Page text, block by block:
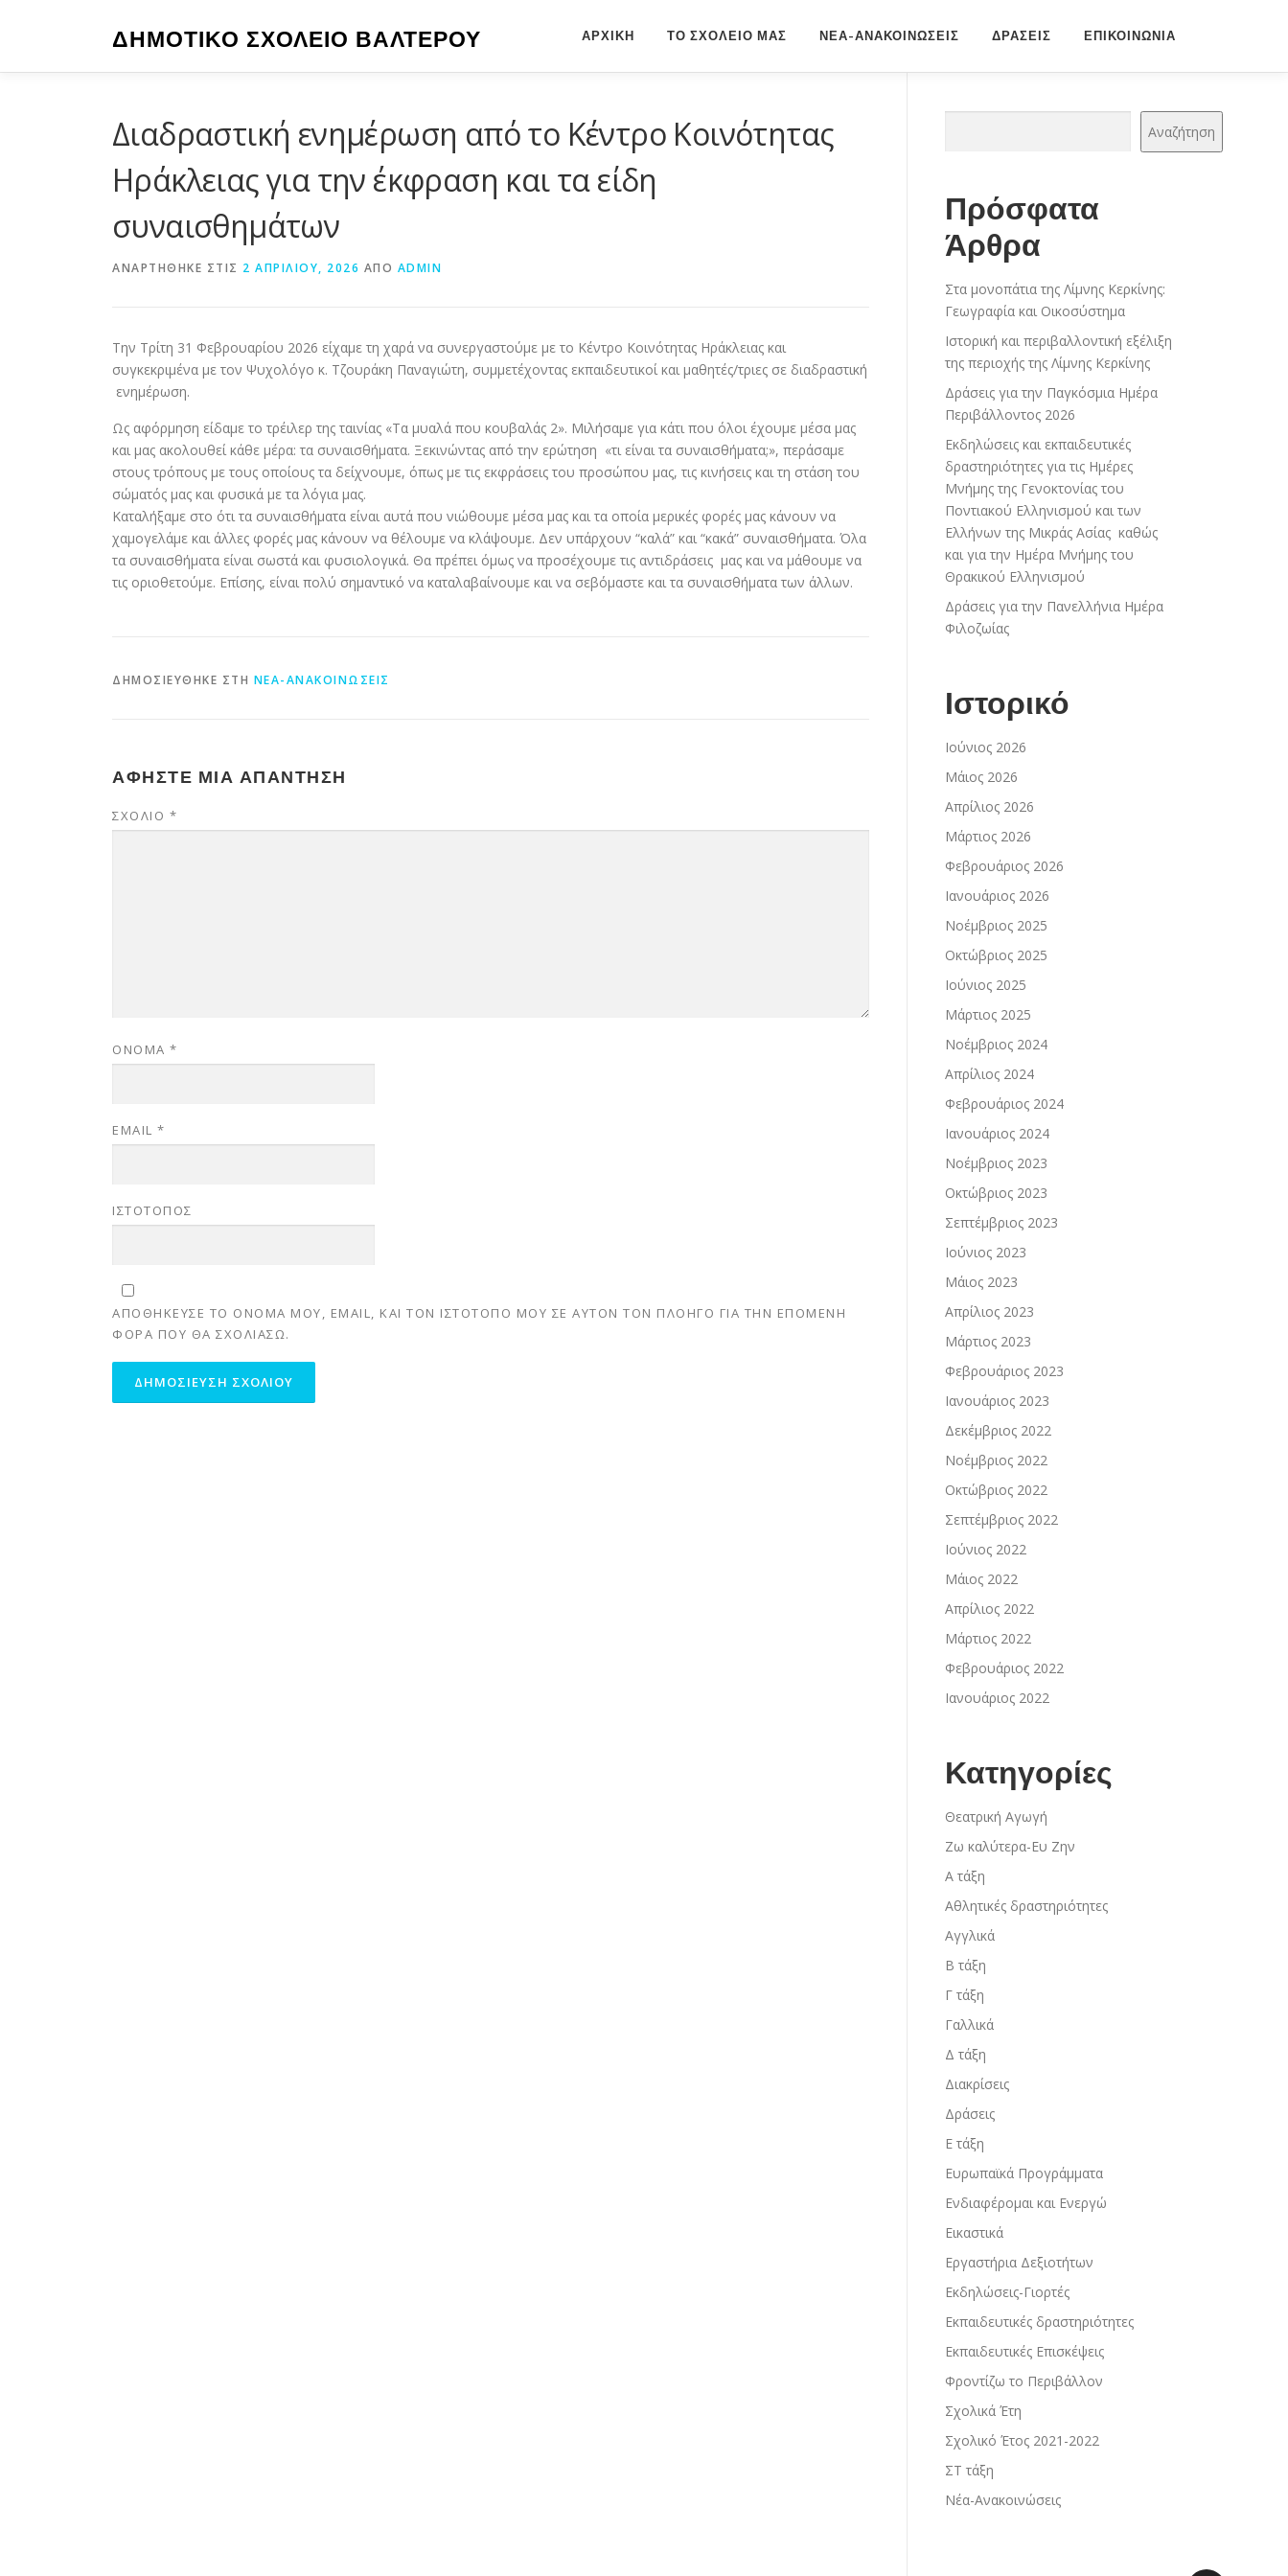
ΔΗΜΟΤΙΚΟ ΣΧΟΛΕΙΟ ΒΑΛΤΕΡΟΥ ΑΡΧΙΚΉ ΤΟ ΣΧΟΛΕΙΟ ΜΑΣ ΝΕΑ-ΑΝΑΚΟΙΝΩΣΕΙΣ ΔΡΆΣΕΙΣ ΕΠΙΚΟΙΝΩΝΙΑ
Διαδραστική ενημέρωση από το Κέντρο Κοινότητας
Ηράκλειας για την έκφραση και τα είδη
συναισθημάτων
ΑΝΑΡΤΉΘΗΚΕ ΣΤΙΣ 2 ΑΠΡΙΛΊΟΥ, 2026 ΑΠΌ ADMIN
Την Τρίτη 31 Φεβρουαρίου 2026 είχαμε τη χαρά να συνεργαστούμε με το Κέντρο Κοινότητας Ηράκλειας και
συγκεκριμένα με τον Ψυχολόγο κ. Τζουράκη Παναγιώτη, συμμετέχοντας εκπαιδευτικοί και μαθητές/τριες σε διαδραστική
ενημέρωση.
Ως αφόρμηση είδαμε το τρέιλερ της ταινίας «Τα μυαλά που κουβαλάς 2». Μιλήσαμε για κάτι που όλοι έχουμε μέσα μας
και μας ακολουθεί κάθε μέρα: τα συναισθήματα. Ξεκινώντας από την ερώτηση «τι είναι τα συναισθήματα;», περάσαμε
στους τρόπους με τους οποίους τα δείχνουμε, όπως με τις εκφράσεις του προσώπου μας, τις κινήσεις και τη στάση του
σώματός μας και φυσικά με τα λόγια μας.
Καταλήξαμε στο ότι τα συναισθήματα είναι αυτά που νιώθουμε μέσα μας και τα οποία μερικές φορές μας κάνουν να
χαμογελάμε και άλλες φορές μας κάνουν να θέλουμε να κλάψουμε. Δεν υπάρχουν “καλά” και “κακά” συναισθήματα. Όλα
τα συναισθήματα είναι σωστά και φυσιολογικά. Θα πρέπει όμως να προσέχουμε τις αντιδράσεις μας και να μάθουμε να
τις οριοθετούμε. Επίσης, είναι πολύ σημαντικό να καταλαβαίνουμε και να σεβόμαστε και τα συναισθήματα των άλλων.
ΔΗΜΟΣΙΕΎΘΗΚΕ ΣΤΗ ΝΈΑ-ΑΝΑΚΟΙΝΏΣΕΙΣ
ΑΦΉΣΤΕ ΜΙΑ ΑΠΆΝΤΗΣΗ
ΣΧΌΛΙΟ *
ΌΝΟΜΑ *
EMAIL *
ΙΣΤΌΤΟΠΟΣ
ΑΠΟΘΉΚΕΥΣΕ ΤΟ ΌΝΟΜΆ ΜΟΥ, EMAIL, ΚΑΙ ΤΟΝ ΙΣΤΌΤΟΠΟ ΜΟΥ ΣΕ ΑΥΤΌΝ ΤΟΝ ΠΛΟΗΓΌ ΓΙΑ ΤΗΝ ΕΠΌΜΕΝΗ
ΦΟΡΆ ΠΟΥ ΘΑ ΣΧΟΛΙΆΣΩ.
Αναζήτηση
Πρόσφατα
Άρθρα
Στα μονοπάτια της Λίμνης Κερκίνης:
Γεωγραφία και Οικοσύστημα
Ιστορική και περιβαλλοντική εξέλιξη
της περιοχής της Λίμνης Κερκίνης
Δράσεις για την Παγκόσμια Ημέρα
Περιβάλλοντος 2026
Εκδηλώσεις και εκπαιδευτικές
δραστηριότητες για τις Ημέρες
Μνήμης της Γενοκτονίας του
Ποντιακού Ελληνισμού και των
Ελλήνων της Μικράς Ασίας καθώς
και για την Ημέρα Μνήμης του
Θρακικού Ελληνισμού
Δράσεις για την Πανελλήνια Ημέρα
Φιλοζωίας
Ιστορικό
Ιούνιος 2026
Μάιος 2026
Απρίλιος 2026
Μάρτιος 2026
Φεβρουάριος 2026
Ιανουάριος 2026
Νοέμβριος 2025
Οκτώβριος 2025
Ιούνιος 2025
Μάρτιος 2025
Νοέμβριος 2024
Απρίλιος 2024
Φεβρουάριος 2024
Ιανουάριος 2024
Νοέμβριος 2023
Οκτώβριος 2023
Σεπτέμβριος 2023
Ιούνιος 2023
Μάιος 2023
Απρίλιος 2023
Μάρτιος 2023
Φεβρουάριος 2023
Ιανουάριος 2023
Δεκέμβριος 2022
Νοέμβριος 2022
Οκτώβριος 2022
Σεπτέμβριος 2022
Ιούνιος 2022
Μάιος 2022
Απρίλιος 2022
Μάρτιος 2022
Φεβρουάριος 2022
Ιανουάριος 2022
Κατηγορίες
Θεατρική Αγωγή
Ζω καλύτερα-Ευ Ζην
Α τάξη
Αθλητικές δραστηριότητες
Αγγλικά
Β τάξη
Γ τάξη
Γαλλικά
Δ τάξη
Διακρίσεις
Δράσεις
Ε τάξη
Ευρωπαϊκά Προγράμματα
Ενδιαφέρομαι και Ενεργώ
Εικαστικά
Εργαστήρια Δεξιοτήτων
Εκδηλώσεις-Γιορτές
Εκπαιδευτικές δραστηριότητες
Εκπαιδευτικές Επισκέψεις
Φροντίζω το Περιβάλλον
Σχολικά Έτη
Σχολικό Έτος 2021-2022
ΣΤ τάξη
Νέα-Ανακοινώσεις